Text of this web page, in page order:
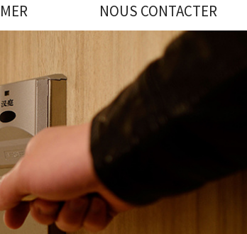
NOUS CONTACTER